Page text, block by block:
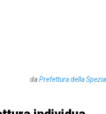
daPrefettura della Spezia